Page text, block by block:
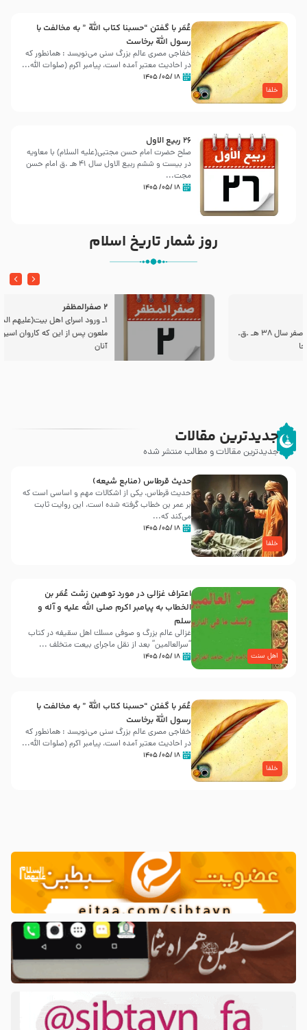
خلفا
عُمَر با گفتن “حسبنا كتاب اللّه ” به مخالفت با
رسول اللّه برخاست
خفاجی مصری عالم بزرگ سنی می‌نویسد : همانطور که
در احادیث معتبر آمده است، پیامبر اکرم (صلوات اللّه...
۱۸ /۰۵/ ۱۴۰۵
26 ربيع الاول
صلح حضرت امام حسن مجتبی(علیه السلام) با معاویه
در بیست و ششم ربیع الاول سال 41 هـ .ق امام حسن
مجت...
۱۸ /۰۵/ ۱۴۰۵
روز شمار تاریخ اسلام
2 صفرالمظفر
1ـ ورود اسراى اهل بیت‌(علیهم السلام) به مجلس یزید
ملعون پس از این كه كاروان اسیران وارد شام شدند،
جدیدترین مقالات
جدیدترین مقالات و مطالب منتشر شده
خلفا
حدیث قرطاس (منابع شیعه)
حدیث قرطاس، یکی از اشکالات مهم و اساسی است که
بر عمر بن خطاب گرفته شده است، این روایت ثابت
می‌کند که...
۱۸ /۰۵/ ۱۴۰۵
اهل سنت
اعتراف غزالی در مورد توهین زشت عُمَر بن
الخطاب به پیامبر اکرم صلی الله علیه و آله و
سلم
غزالی عالم بزرگ و صوفی مسلك اهل سقيفه در کتاب
“سرالعالمین” بعد از نقل ماجرای بیعت متخلف ...
۱۸ /۰۵/ ۱۴۰۵
خلفا
عُمَر با گفتن “حسبنا كتاب اللّه ” به مخالفت با
رسول اللّه برخاست
خفاجی مصری عالم بزرگ سنی می‌نویسد : همانطور که
در احادیث معتبر آمده است، پیامبر اکرم (صلوات اللّه...
۱۸ /۰۵/ ۱۴۰۵